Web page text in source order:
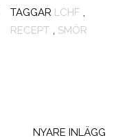
TAGGAR LCHF ,
RECEPT , SMÖR
NYARE INLÄGG